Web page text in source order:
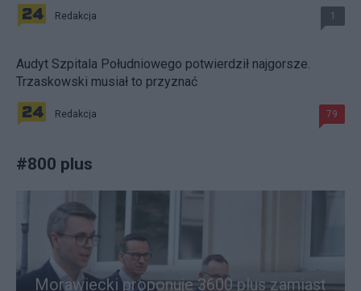
Redakcja 1
Audyt Szpitala Południowego potwierdził najgorsze.
Trzaskowski musiał to przyznać
Redakcja 79
#800 plus
Morawiecki proponuje 3600 plus zamiast